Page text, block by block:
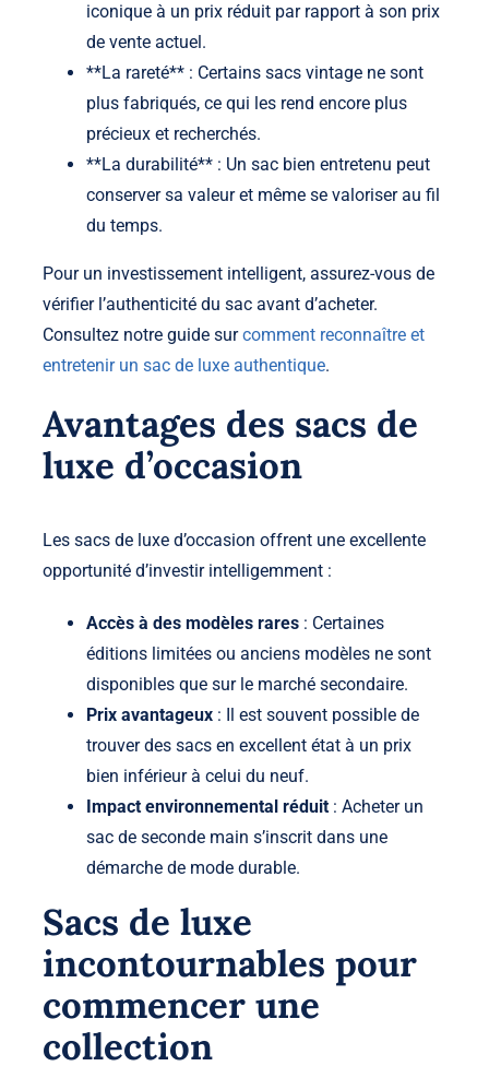
iconique à un prix réduit par rapport à son prix
de vente actuel.
**La rareté** : Certains sacs vintage ne sont
plus fabriqués, ce qui les rend encore plus
précieux et recherchés.
**La durabilité** : Un sac bien entretenu peut
conserver sa valeur et même se valoriser au fil
du temps.
Pour un investissement intelligent, assurez-vous de
vérifier l’authenticité du sac avant d’acheter.
Consultez notre guide surcomment reconnaître et
entretenir un sac de luxe authentique.
Avantages des sacs de
luxe d’occasion
Les sacs de luxe d’occasion offrent une excellente
opportunité d’investir intelligemment :
Accès à des modèles rares: Certaines
éditions limitées ou anciens modèles ne sont
disponibles que sur le marché secondaire.
Prix avantageux: Il est souvent possible de
trouver des sacs en excellent état à un prix
bien inférieur à celui du neuf.
Impact environnemental réduit: Acheter un
sac de seconde main s’inscrit dans une
démarche de mode durable.
Sacs de luxe
incontournables pour
commencer une
collection